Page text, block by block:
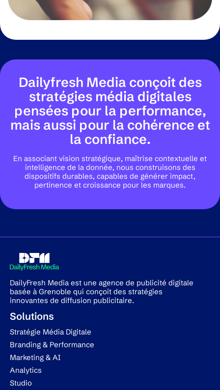
Dailyfresh Media conçoit des
stratégies média digitales
pensées pour la performance,
mais aussi pour la cohérence et
la confiance.
En associant vision stratégique, maîtrise contextuelle et
intelligence de la donnée, nous construisons des
dispositifs durables, capables de générer impact,
pertinence et croissance pour les marques.
DailyFresh Media est une agence de publicité digitale
basée à Grenoble qui conçoit des stratégies
innovantes de diffusion publicitaire.
Solutions
Stratégie Média Digitale
Branding & Performance
Marketing & AI
Analytics
Studio